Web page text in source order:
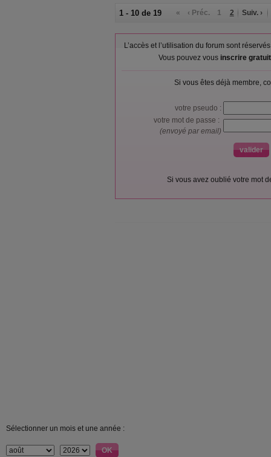
1 - 10 de 19 « ‹ Préc. 1 2 Suiv. ›
L’accès et l’utilisation du forum sont
Vous pouvez vous inscrire
Si vous êtes déjà membre,
votre pseudo :
votre mot de passe :
(envoyé par email)
Si vous avez oublié votre mot
Sélectionner un mois et une année :